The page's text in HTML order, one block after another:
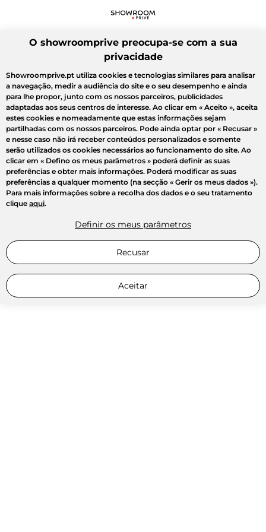
O showroomprive preocupa-se com a sua
privacidade
Showroomprive.pt utiliza cookies e tecnologias similares para analisar
a navegação, medir a audiência do site e o seu desempenho e ainda
para lhe propor, junto com os nossos parceiros, publicidades
adaptadas aos seus centros de interesse. Ao clicar em « Aceito », aceita
estes cookies e nomeadamente que estas informações sejam
partilhadas com os nossos parceiros. Pode ainda optar por « Recusar »
e nesse caso não irá receber conteúdos personalizados e somente
serão utilizados os cookies necessários ao funcionamento do site. Ao
clicar em « Defino os meus parâmetros » poderá definir as suas
preferências e obter mais informações. Poderá modificar as suas
preferências a qualquer momento (na secção « Gerir os meus dados »).
Para mais informações sobre a recolha dos dados e o seu tratamento
clique aqui.
Definir os meus parâmetros
Recusar
Aceitar